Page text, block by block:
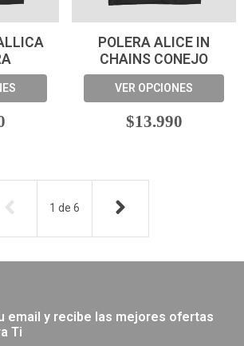
POLERA ALICE IN
CHAINS CONEJO
VER OPCIONES
$13.990
1 de 6
email y recibe las mejores ofertas
Ti